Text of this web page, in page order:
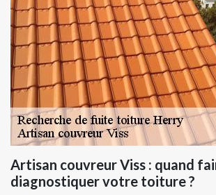
Artisan couvreur Viss : quand
diagnostiquer votre toiture ?